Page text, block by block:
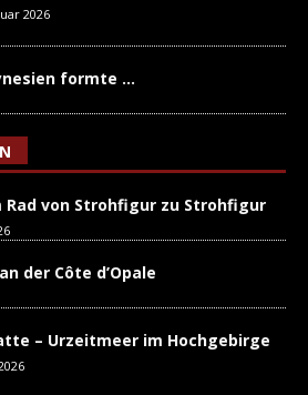
2026
formte …
Rad von Strohfigur zu Strohfigur
der Côte d’Opale
– Urzeitmeer im Hochgebirge